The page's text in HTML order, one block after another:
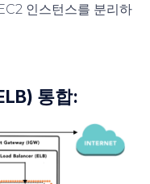
인스턴스를 분리하
통합: